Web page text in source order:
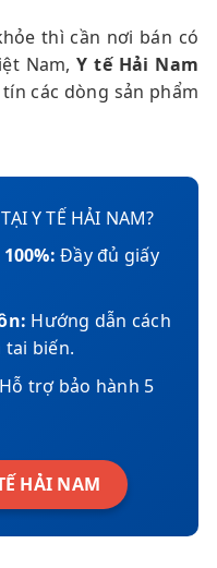
thì cần nơi bán có
Nam,Y tế Hải Nam
các dòng sản phẩm
Y TẾ HẢI NAM?
Đầy đủ giấy
Hướng dẫn cách
tai biến.
Hỗ trợ bảo hành 5
HẢI NAM